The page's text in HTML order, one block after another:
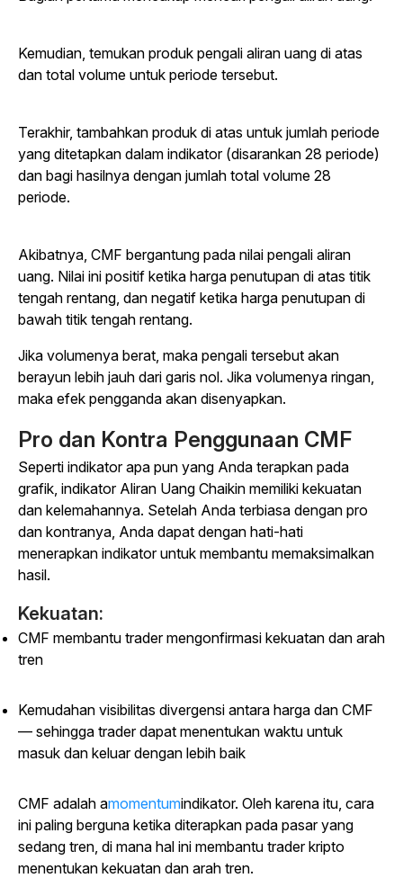
Kemudian, temukan produk pengali aliran uang di atas
dan total volume untuk periode tersebut.
Terakhir, tambahkan produk di atas untuk jumlah periode
yang ditetapkan dalam indikator (disarankan 28 periode)
dan bagi hasilnya dengan jumlah total volume 28
periode.
Akibatnya, CMF bergantung pada nilai pengali aliran
uang. Nilai ini positif ketika harga penutupan di atas titik
tengah rentang, dan negatif ketika harga penutupan di
bawah titik tengah rentang.
Jika volumenya berat, maka pengali tersebut akan
berayun lebih jauh dari garis nol. Jika volumenya ringan,
maka efek pengganda akan disenyapkan.
Pro dan Kontra Penggunaan CMF
Seperti indikator apa pun yang Anda terapkan pada
grafik, indikator Aliran Uang Chaikin memiliki kekuatan
dan kelemahannya. Setelah Anda terbiasa dengan pro
dan kontranya, Anda dapat dengan hati-hati
menerapkan indikator untuk membantu memaksimalkan
hasil.
Kekuatan:
CMF membantu trader mengonfirmasi kekuatan dan arah
tren
Kemudahan visibilitas divergensi antara harga dan CMF
— sehingga trader dapat menentukan waktu untuk
masuk dan keluar dengan lebih baik
CMF adalah amomentumindikator. Oleh karena itu, cara
ini paling berguna ketika diterapkan pada pasar yang
sedang tren, di mana hal ini membantu trader kripto
menentukan kekuatan dan arah tren.